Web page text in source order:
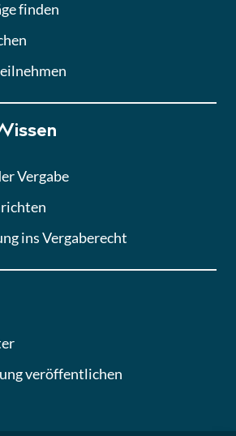
Lektion 6
von Angeboten
Lektion
Lektion 7
Finales Quiz
finden
Vergabe
ins Vergaberecht
veröffentlichen